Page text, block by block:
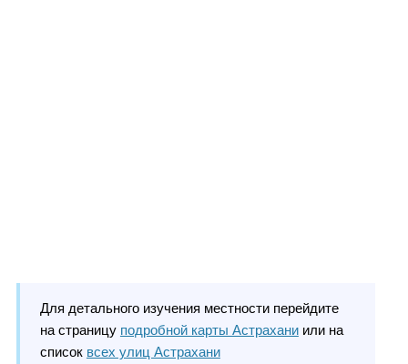
Для детального изучения местности перейдите
на страницу подробной карты Астраханиили на
список всех улиц Астрахани